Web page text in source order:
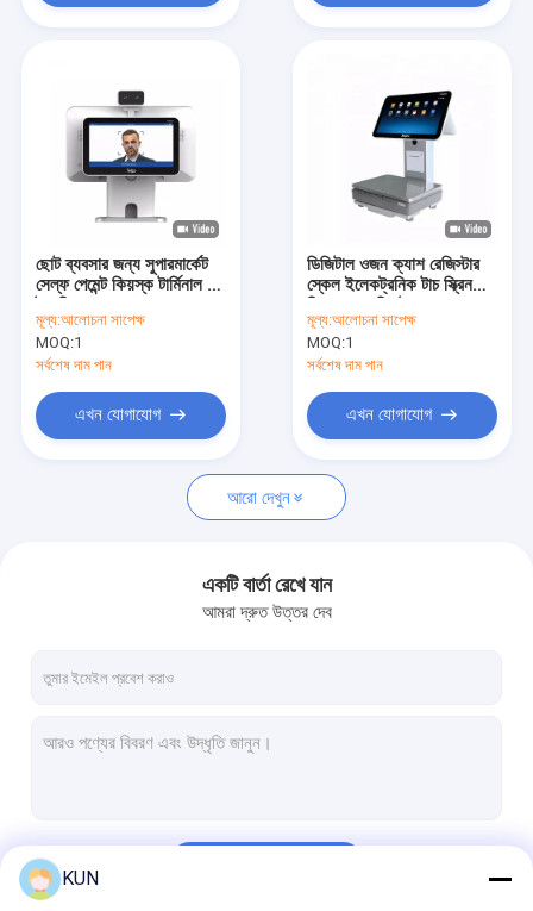
সরকারী কিয়স্ক
ভিডিও টেলার মেশিন
বিটকয়েন কিয়স্ক
এটিএম খুচরা যন্ত্রাংশ
কিয়স্ক যন্ত্রাংশ
ছোট ব্যবসার জন্য সুপারমার্কেট
সেল্ফ পেমেন্ট কিয়স্ক টার্মিনাল 2
মূল্য:আলোচনা সাপেক্ষ
MOQ:1
সর্বশেষ দাম পান
এখন যোগাযোগ
ডিজিটাল ওজন ক্যাশ রেজিস্টার
স্কেল ইলেকট্রনিক টাচ স্ক্রিন
মূল্য:আলোচনা সাপেক্ষ
MOQ:1
সর্বশেষ দাম পান
এখন যোগাযোগ
আরো দেখুন
একটি বার্তা রেখে যান
আমরা দ্রুত উত্তর দেব
KUN